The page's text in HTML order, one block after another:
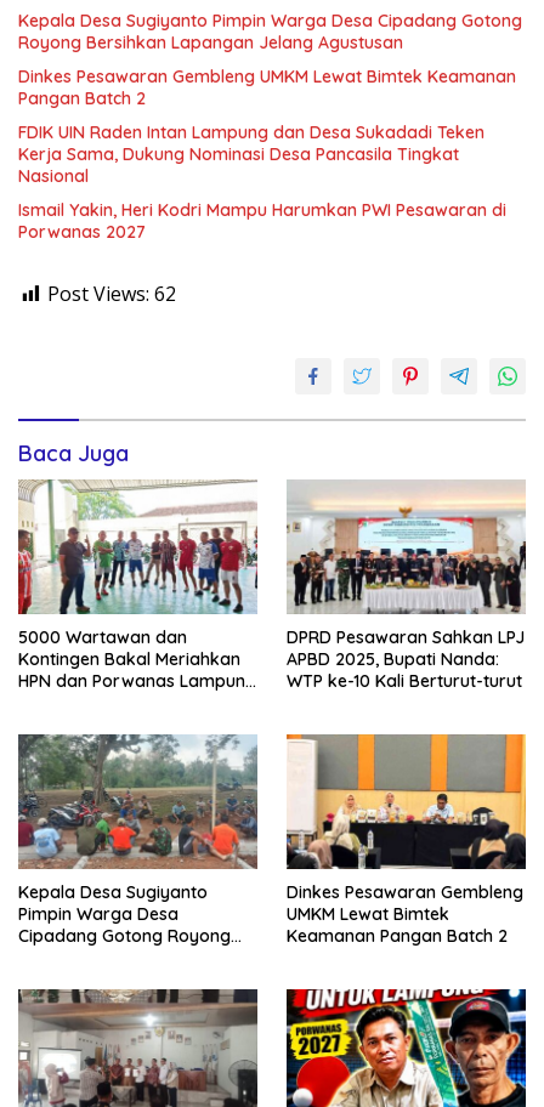
Kepala Desa Sugiyanto Pimpin Warga Desa Cipadang Gotong
Royong Bersihkan Lapangan Jelang Agustusan
Dinkes Pesawaran Gembleng UMKM Lewat Bimtek Keamanan
Pangan Batch 2
FDIK UIN Raden Intan Lampung dan Desa Sukadadi Teken
Kerja Sama, Dukung Nominasi Desa Pancasila Tingkat
Nasional
Ismail Yakin, Heri Kodri Mampu Harumkan PWI Pesawaran di
Porwanas 2027
Post Views: 62
Baca Juga
5000 Wartawan dan
Kontingen Bakal Meriahkan
HPN dan Porwanas Lampung
DPRD Pesawaran Sahkan LPJ
APBD 2025, Bupati Nanda:
WTP ke-10 Kali Berturut-turut
Kepala Desa Sugiyanto
Pimpin Warga Desa
Cipadang Gotong Royong
Dinkes Pesawaran Gembleng
UMKM Lewat Bimtek
Keamanan Pangan Batch 2